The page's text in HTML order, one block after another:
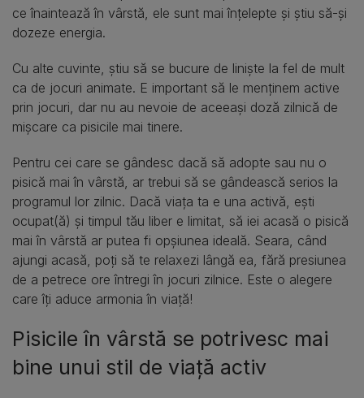
ce înaintează în vârstă, ele sunt mai înțelepte și știu să-și
dozeze energia.
Cu alte cuvinte, știu să se bucure de liniște la fel de mult
ca de jocuri animate. E important să le menținem active
prin jocuri, dar nu au nevoie de aceeași doză zilnică de
mișcare ca pisicile mai tinere.
Pentru cei care se gândesc dacă să adopte sau nu o
pisică mai în vârstă, ar trebui să se gândească serios la
programul lor zilnic. Dacă viața ta e una activă, ești
ocupat(ă) și timpul tău liber e limitat, să iei acasă o pisică
mai în vârstă ar putea fi opșiunea ideală. Seara, când
ajungi acasă, poți să te relaxezi lângă ea, fără presiunea
de a petrece ore întregi în jocuri zilnice. Este o alegere
care îți aduce armonia în viață!
Pisicile în vârstă se potrivesc mai
bine unui stil de viață activ